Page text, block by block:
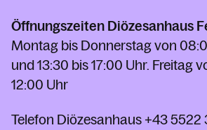
Öffnungszeiten Diözesanhaus
Montag bis Donnerstag von
und 13:30 bis 17:00 Uhr. Freitag
12:00 Uhr
Telefon Diözesanhaus +43 5522